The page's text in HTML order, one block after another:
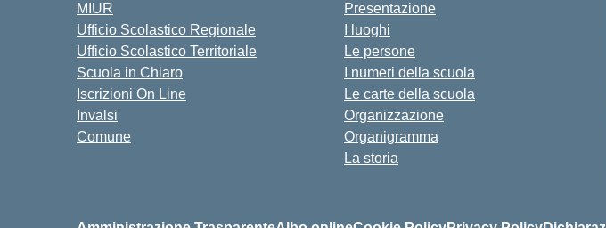
MIUR
Ufficio Scolastico Regionale
Ufficio Scolastico Territoriale
Scuola in Chiaro
Iscrizioni On Line
Invalsi
Comune
Presentazione
I luoghi
Le persone
I numeri della scuola
Le carte della scuola
Organizzazione
Organigramma
La storia